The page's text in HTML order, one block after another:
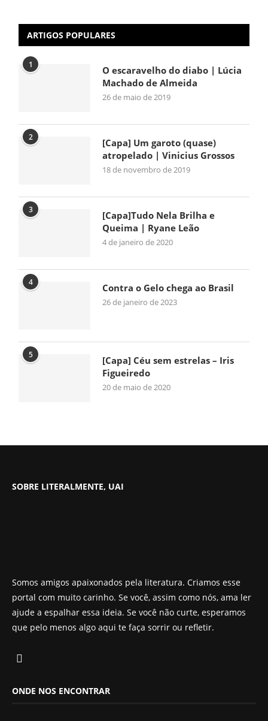
ARTIGOS POPULARES
1
O escaravelho do diabo | Lúcia
Machado de Almeida
26 de maio de 2019
2
[Capa] Um garoto (quase)
atropelado | Vinicius Grossos
18 de novembro de 2019
3
[Capa]Tudo Nela Brilha e
Queima | Ryane Leão
4 de janeiro de 2020
4 Contra o Gelo chega ao Brasil
26 de janeiro de 2023
5
[Capa] Céu sem estrelas – Iris
Figueiredo
20 de maio de 2020
SOBRE LITERALMENTE, UAI
Somos amigos apaixonados pela literatura. Criamos esse
portal com muito carinho. Se você, assim como nós, ama ler
ajude a espalhar essa ideia. Se você não curte, esperamos
que pelo menos algo aqui te faça sorrir ou refletir.
ONDE NOS ENCONTRAR